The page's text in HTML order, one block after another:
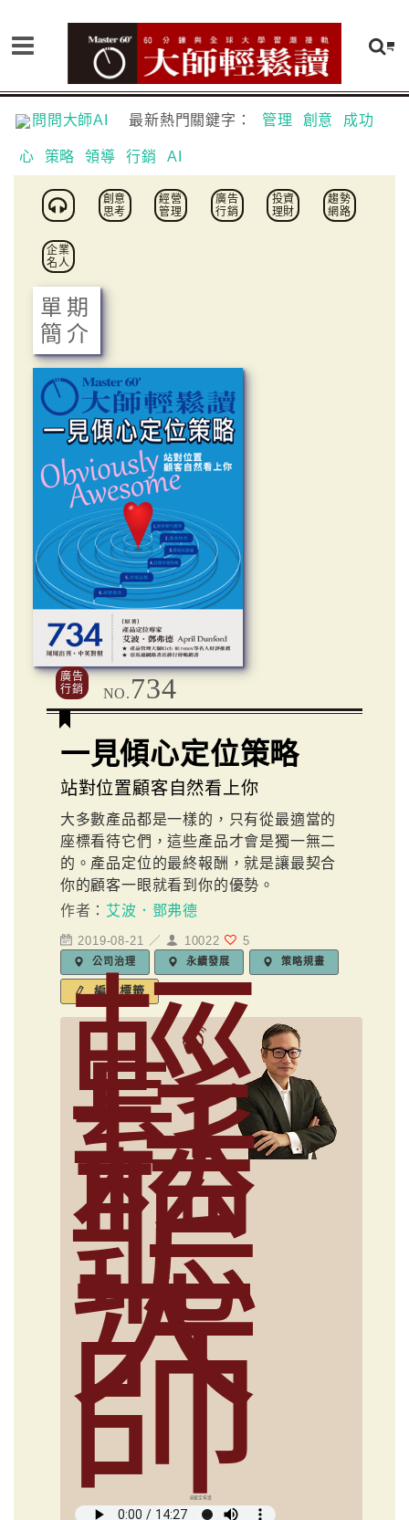
問問大師AI 最新熱門關鍵字： 管理 創意 成功
心 策略 領導 行銷 AI
創意
思考
經營
管理
廣告
行銷
投資
理財
趨勢
網路
企業
名人
單期
簡介
廣告
行銷
NO. 734
一見傾心定位策略
站對位置顧客自然看上你
大多數產品都是一樣的，只有從最適當的
座標看待它們，這些產品才會是獨一無二
的。產品定位的最終報酬，就是讓最契合
你的顧客一眼就看到你的優勢。
作者： 艾波．鄧弗德
2019-08-21 ／ 10022 5
公司治理 永續發展 策略規畫
編輯標籤
輕
鬆
聽
大
師
俞國定導讀